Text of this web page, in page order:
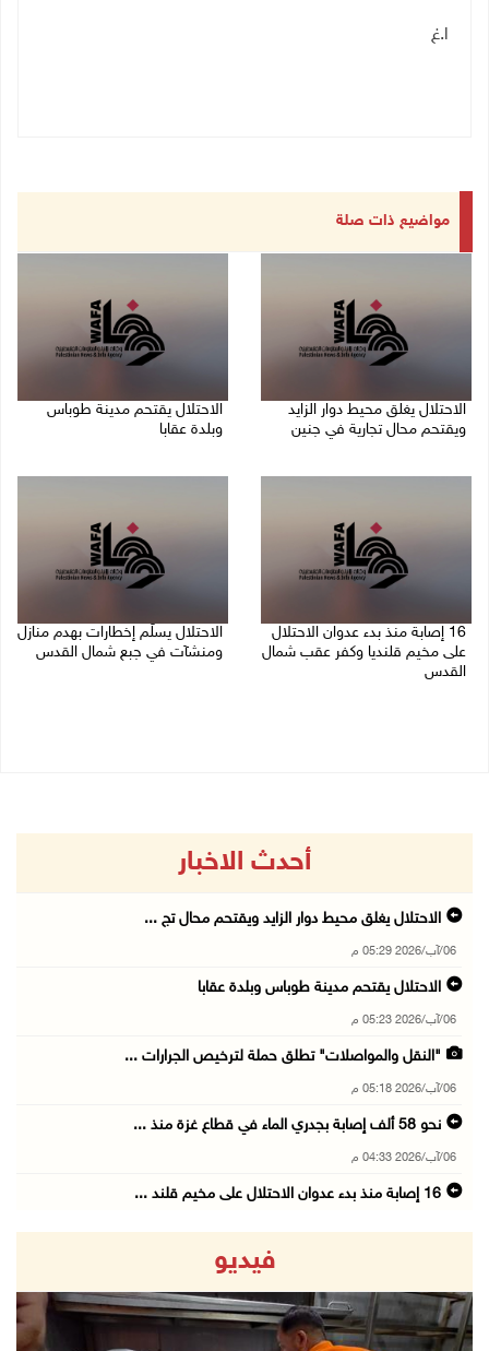
ا.غ
مواضيع ذات صلة
الاحتلال يغلق محيط دوار الزايد
ويقتحم محال تجارية في جنين
الاحتلال يقتحم مدينة طوباس
وبلدة عقابا
16 إصابة منذ بدء عدوان الاحتلال
على مخيم قلنديا وكفر عقب شمال
القدس
الاحتلال يسلّم إخطارات بهدم منازل
ومنشآت في جبع شمال القدس
أحدث الاخبار
الاحتلال يغلق محيط دوار الزايد ويقتحم محال تج ...
06/آب/2026 05:29 م
الاحتلال يقتحم مدينة طوباس وبلدة عقابا
06/آب/2026 05:23 م
"النقل والمواصلات" تطلق حملة لترخيص الجرارات ...
06/آب/2026 05:18 م
نحو 58 ألف إصابة بجدري الماء في قطاع غزة منذ ...
06/آب/2026 04:33 م
16 إصابة منذ بدء عدوان الاحتلال على مخيم قلند ...
إرهاب المستوطنين يضرب في خربة الطوبا
06/آب/2026 03:06 م
الخليلي تبحث مع النائب العام تعزيز الشراكة في ...
فيديو